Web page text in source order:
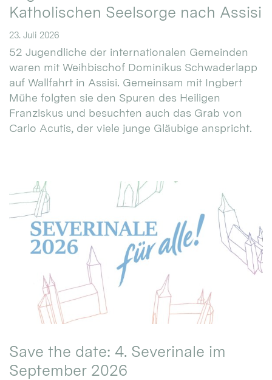
Katholischen Seelsorge nach Assisi
23. Juli 2026
52 Jugendliche der internationalen Gemeinden
waren mit Weihbischof Dominikus Schwaderlapp
auf Wallfahrt in Assisi. Gemeinsam mit Ingbert
Mühe folgten sie den Spuren des Heiligen
Franziskus und besuchten auch das Grab von
Carlo Acutis, der viele junge Gläubige anspricht.
Save the date: 4. Severinale im
September 2026